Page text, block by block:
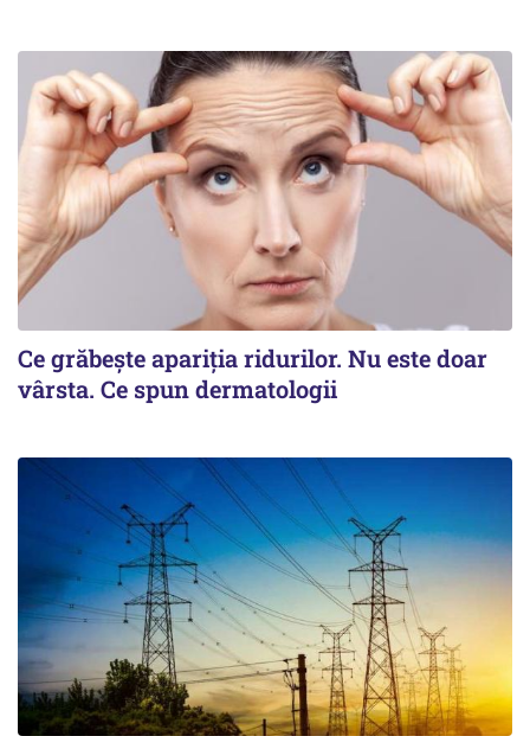
Ce grăbește apariția ridurilor. Nu este doar
vârsta. Ce spun dermatologii